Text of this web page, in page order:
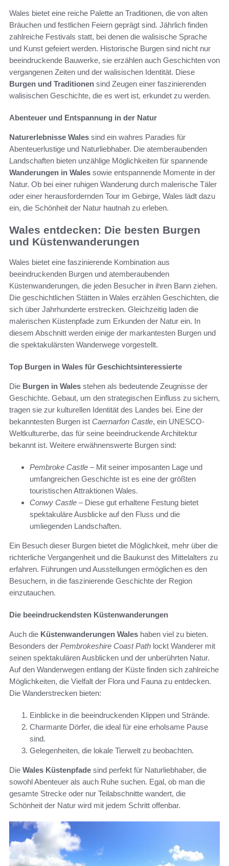
Wales bietet eine reiche Palette an Traditionen, die von alten
Bräuchen und festlichen Feiern geprägt sind. Jährlich finden
zahlreiche Festivals statt, bei denen die walisische Sprache
und Kunst gefeiert werden. Historische Burgen sind nicht nur
beeindruckende Bauwerke, sie erzählen auch Geschichten von
vergangenen Zeiten und der walisischen Identität. Diese
Burgen und Traditionen sind Zeugen einer faszinierenden
walisischen Geschichte, die es wert ist, erkundet zu werden.
Abenteuer und Entspannung in der Natur
Naturerlebnisse Wales sind ein wahres Paradies für
Abenteuerlustige und Naturliebhaber. Die atemberaubenden
Landschaften bieten unzählige Möglichkeiten für spannende
Wanderungen in Wales sowie entspannende Momente in der
Natur. Ob bei einer ruhigen Wanderung durch malerische Täler
oder einer herausfordernden Tour im Gebirge, Wales lädt dazu
ein, die Schönheit der Natur hautnah zu erleben.
Wales entdecken: Die besten Burgen
und Küstenwanderungen
Wales bietet eine faszinierende Kombination aus
beeindruckenden Burgen und atemberaubenden
Küstenwanderungen, die jeden Besucher in ihren Bann ziehen.
Die geschichtlichen Stätten in Wales erzählen Geschichten, die
sich über Jahrhunderte erstrecken. Gleichzeitig laden die
malerischen Küstenpfade zum Erkunden der Natur ein. In
diesem Abschnitt werden einige der markantesten Burgen und
die spektakulärsten Wanderwege vorgestellt.
Top Burgen in Wales für Geschichtsinteressierte
Die Burgen in Wales stehen als bedeutende Zeugnisse der
Geschichte. Gebaut, um den strategischen Einfluss zu sichern,
tragen sie zur kulturellen Identität des Landes bei. Eine der
bekanntesten Burgen ist Caernarfon Castle, ein UNESCO-
Weltkulturerbe, das für seine beeindruckende Architektur
bekannt ist. Weitere erwähnenswerte Burgen sind:
Pembroke Castle – Mit seiner imposanten Lage und
umfangreichen Geschichte ist es eine der größten
touristischen Attraktionen Wales.
Conwy Castle – Diese gut erhaltene Festung bietet
spektakuläre Ausblicke auf den Fluss und die
umliegenden Landschaften.
Ein Besuch dieser Burgen bietet die Möglichkeit, mehr über die
richterliche Vergangenheit und die Baukunst des Mittelalters zu
erfahren. Führungen und Ausstellungen ermöglichen es den
Besuchern, in die faszinierende Geschichte der Region
einzutauchen.
Die beeindruckendsten Küstenwanderungen
Auch die Küstenwanderungen Wales haben viel zu bieten.
Besonders der Pembrokeshire Coast Path lockt Wanderer mit
seinen spektakulären Ausblicken und der unberührten Natur.
Auf den Wanderwegen entlang der Küste finden sich zahlreiche
Möglichkeiten, die Vielfalt der Flora und Fauna zu entdecken.
Die Wanderstrecken bieten:
Einblicke in die beeindruckenden Klippen und Strände.
Charmante Dörfer, die ideal für eine erholsame Pause
sind.
Gelegenheiten, die lokale Tierwelt zu beobachten.
Die Wales Küstenpfade sind perfekt für Naturliebhaber, die
sowohl Abenteuer als auch Ruhe suchen. Egal, ob man die
gesamte Strecke oder nur Teilabschnitte wandert, die
Schönheit der Natur wird mit jedem Schritt offenbar.